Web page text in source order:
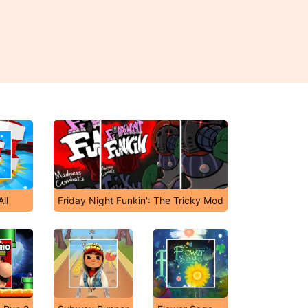
Friday Night Funkin': The Tricky Mod